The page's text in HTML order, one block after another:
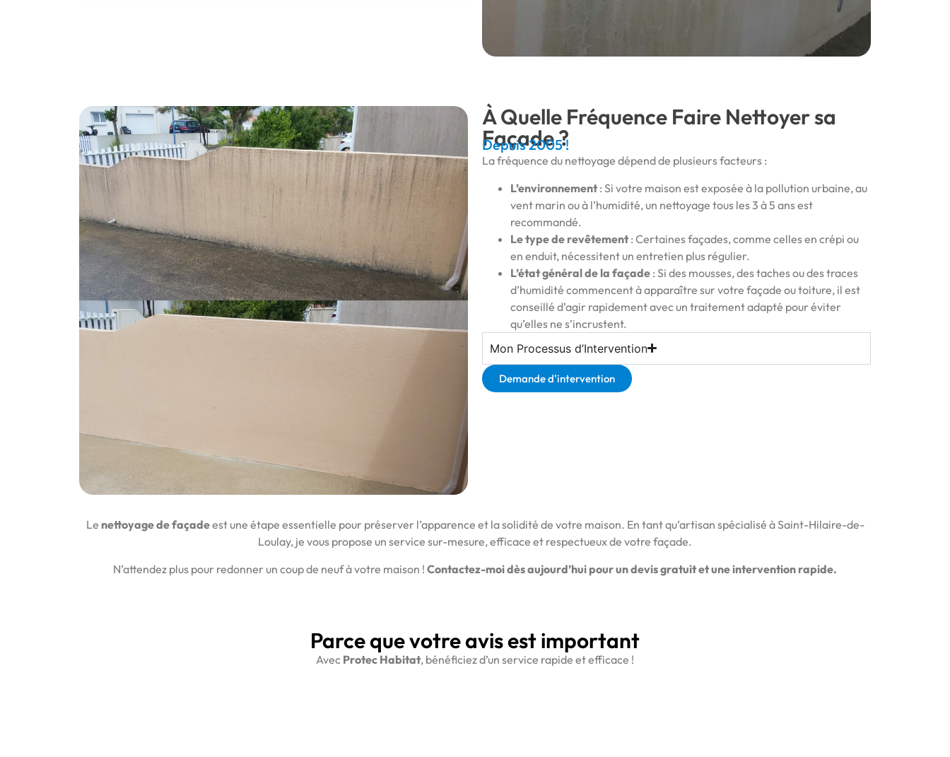
À Quelle Fréquence Faire Nettoyer sa
Façade ?
Depuis 2005 !
La fréquence du nettoyage dépend de plusieurs facteurs :
L’environnement : Si votre maison est exposée à la pollution urbaine, au
vent marin ou à l’humidité, un nettoyage tous les 3 à 5 ans est
recommandé.
Le type de revêtement : Certaines façades, comme celles en crépi ou
en enduit, nécessitent un entretien plus régulier.
L’état général de la façade : Si des mousses, des taches ou des traces
d’humidité commencent à apparaître sur votre façade ou toiture, il est
conseillé d’agir rapidement avec un traitement adapté pour éviter
qu’elles ne s’incrustent.
Mon Processus d’Intervention
Demande d'intervention
Le nettoyage de façadeest une étape essentielle pour préserver l’apparence et la solidité de votre maison. En tant qu’artisan spécialisé à Saint-Hilaire-de-
Loulay, je vous propose un service sur-mesure, efficace et respectueux de votre façade.
N’attendez plus pour redonner un coup de neuf à votre maison ! Contactez-moi dès aujourd’hui pour un devis gratuit et une intervention rapide.
Parce que votre avis est important
Avec Protec Habitat, bénéficiez d’un service rapide et efficace !